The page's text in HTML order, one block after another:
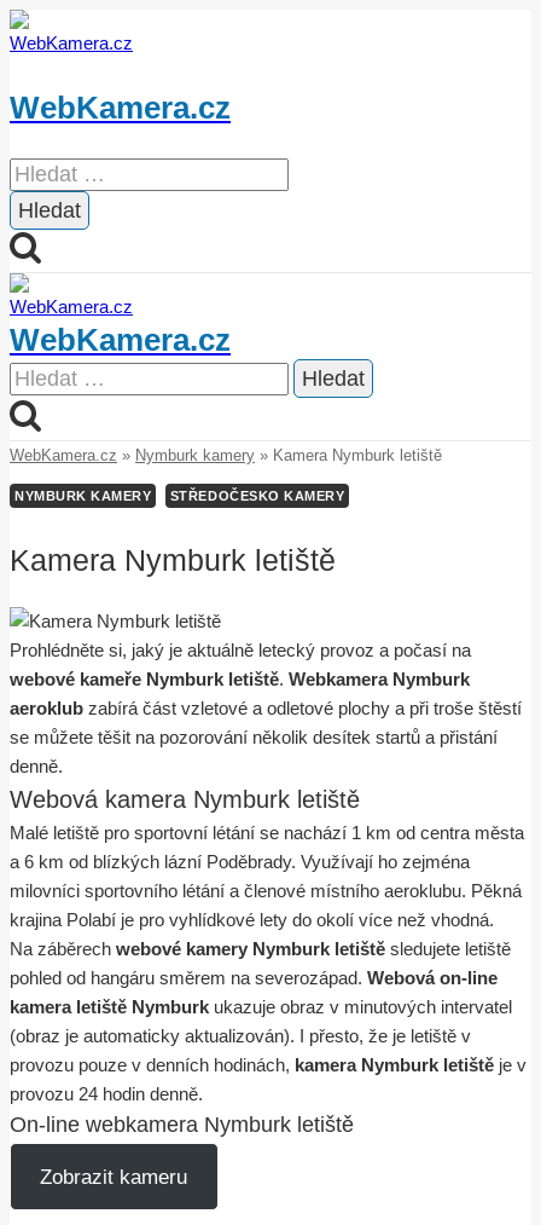
Přeskočit
na
WebKamera.cz
Vyhledávání
WebKamera.cz
Vyhledávání
WebKamera.cz » Nymburk kamery » Kamera Nymburk letiště
NYMBURK KAMERY STŘEDOČESKO KAMERY
Kamera Nymburk letiště
Prohlédněte si, jaký je aktuálně letecký provoz a počasí na
webové kameře Nymburk letiště. Webkamera Nymburk
aeroklub zabírá část vzletové a odletové plochy a při troše štěstí
se můžete těšit na pozorování několik desítek startů a přistání
denně.
Webová kamera Nymburk letiště
Malé letiště pro sportovní létání se nachází 1 km od centra města
a 6 km od blízkých lázní Poděbrady. Využívají ho zejména
milovníci sportovního létání a členové místního aeroklubu. Pěkná
krajina Polabí je pro vyhlídkové lety do okolí více než vhodná.
Na záběrech webové kamery Nymburk letiště sledujete letiště
pohled od hangáru směrem na severozápad. Webová on-line
kamera letiště Nymburk ukazuje obraz v minutových intervatel
(obraz je automaticky aktualizován). I přesto, že je letiště v
provozu pouze v denních hodinách, kamera Nymburk letiště je v
provozu 24 hodin denně.
On-line webkamera Nymburk letiště
Zobrazit kameru